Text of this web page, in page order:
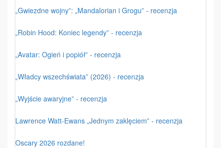
„Gwiezdne wojny”: „Mandalorian i Grogu” - recenzja
„Robin Hood: Koniec legendy” - recenzja
„Avatar: Ogień i popiół” - recenzja
„Władcy wszechświata” (2026) - recenzja
„Wyjście awaryjne” - recenzja
Lawrence Watt-Ewans „Jednym zaklęciem” - recenzja
Oscary 2026 rozdane!